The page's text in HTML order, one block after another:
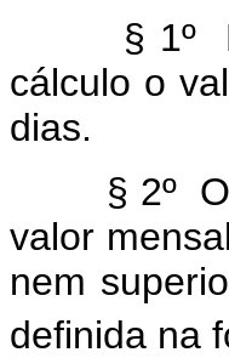
§ 1º
cálculo o
dias.
§ 2º O
valor
nem
definida na